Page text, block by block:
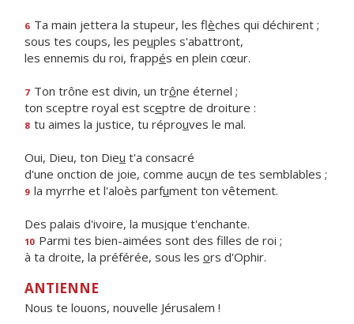
6 Ta main jettera la stupeur, les flèches qui déchirent ;
sous tes coups, les peuples s'abattront,
les ennemis du roi, frappés en plein cœur.
7 Ton trône est divin, un trône éternel ;
ton sceptre royal est sceptre de droiture :
8 tu aimes la justice, tu réprouves le mal.
Oui, Dieu, ton Dieu t'a consacré
d'une onction de joie, comme aucun de tes semblables ;
9 la myrrhe et l'aloès parfument ton vêtement.
Des palais d'ivoire, la musique t'enchante.
10 Parmi tes bien-aimées sont des flles de roi ;
à ta droite, la préférée, sous les ors d'Ophir.
ANTIENNE
Nous te louons, nouvelle Jérusalem !